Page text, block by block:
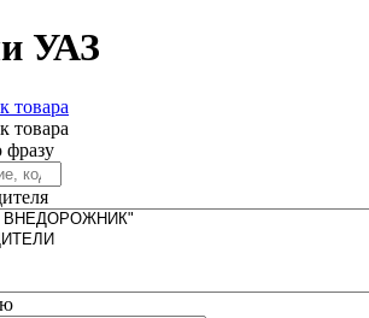
УАЗ
товара
товара
фразу